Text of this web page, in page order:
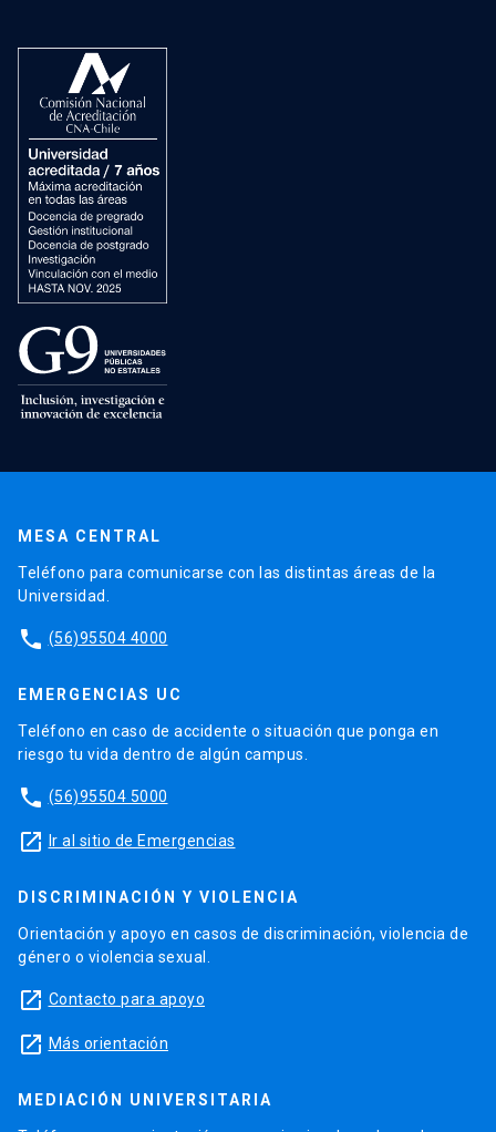
MESA CENTRAL
Teléfono para comunicarse con las distintas áreas de la
Universidad.
phone (56)95504 4000
EMERGENCIAS UC
Teléfono en caso de accidente o situación que ponga en
riesgo tu vida dentro de algún campus.
phone (56)95504 5000
launch Ir al sitio de Emergencias
DISCRIMINACIÓN Y VIOLENCIA
Orientación y apoyo en casos de discriminación, violencia de
género o violencia sexual.
launch Contacto para apoyo
launch Más orientación
MEDIACIÓN UNIVERSITARIA